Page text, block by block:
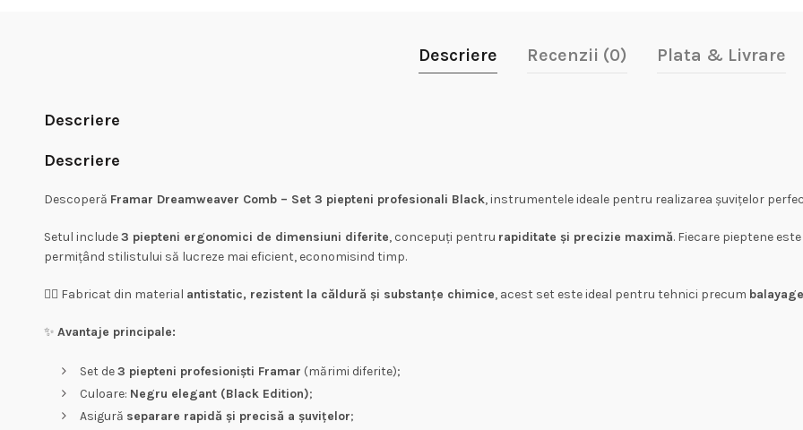
Descriere Recenzii (0) Plata & Livrare
Descriere
Descriere
Descoperă Framar Dreamweaver Comb – Set 3 piepteni profesionali Black, instrumentele ideale pentru realizarea șuvițelor
Setul include3 piepteni ergonomici de dimensiuni diferite, concepuți pentru rapiditate și precizie maximă. Fiecare pieptene
permițând stilistului să lucreze mai eficient, economisind timp.
💇‍♀️ Fabricat din material antistatic, rezistent la căldură și substanțe chimice, acest set este ideal pentru tehnici precum
✨ Avantaje principale:
Set de3 piepteni profesioniști Framar (mărimi diferite);
Culoare: Negru elegant (Black Edition);
Asigură separare rapidă și precisă a șuvițelor;